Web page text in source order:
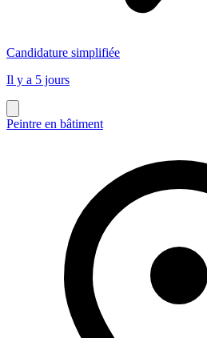
Candidature simplifiée
Il y a 5 jours
Peintre en bâtiment